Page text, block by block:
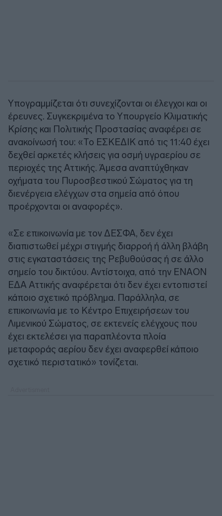
Υπογραμμίζεται ότι συνεχίζονται οι έλεγχοι και οι
έρευνες. Συγκεκριμένα το Υπουργείο Κλιματικής
Κρίσης και Πολιτικής Προστασίας αναφέρει σε
ανακοίνωσή του: «Το ΕΣΚΕΔΙΚ από τις 11:40 έχει
δεχθεί αρκετές κλήσεις για οσμή υγραερίου σε
περιοχές της Αττικής. Άμεσα αναπτύχθηκαν
οχήματα του Πυροσβεστικού Σώματος για τη
διενέργεια ελέγχων στα σημεία από όπου
προέρχονται οι αναφορές».
«Σε επικοινωνία με τον ΔΕΣΦΑ, δεν έχει
διαπιστωθεί μέχρι στιγμής διαρροή ή άλλη βλάβη
στις εγκαταστάσεις της Ρεβυθούσας ή σε άλλο
σημείο του δικτύου. Αντίστοιχα, από την ΕΝΑΟΝ
ΕΔΑ Αττικής αναφέρεται ότι δεν έχει εντοπιστεί
κάποιο σχετικό πρόβλημα. Παράλληλα, σε
επικοινωνία με το Κέντρο Επιχειρήσεων του
Λιμενικού Σώματος, σε εκτενείς ελέγχους που
έχει εκτελέσει για παραπλέοντα πλοία
μεταφοράς αερίου δεν έχει αναφερθεί κάποιο
σχετικό περιστατικό» τονίζεται.